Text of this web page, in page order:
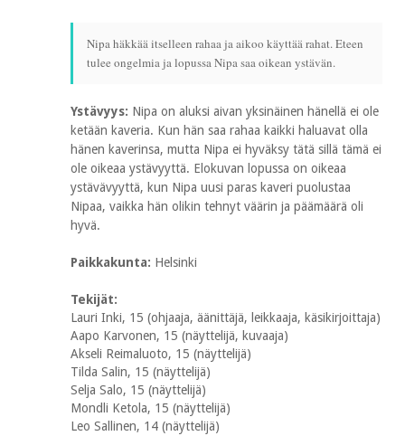
Nipa häkkää itselleen rahaa ja aikoo käyttää rahat. Eteen
tulee ongelmia ja lopussa Nipa saa oikean ystävän.
Ystävyys: Nipa on aluksi aivan yksinäinen hänellä ei ole
ketään kaveria. Kun hän saa rahaa kaikki haluavat olla
hänen kaverinsa, mutta Nipa ei hyväksy tätä sillä tämä ei
ole oikeaa ystävyyttä. Elokuvan lopussa on oikeaa
ystävävyyttä, kun Nipa uusi paras kaveri puolustaa
Nipaa, vaikka hän olikin tehnyt väärin ja päämäärä oli
hyvä.
Paikkakunta: Helsinki
Tekijät:
Lauri Inki, 15 (ohjaaja, äänittäjä, leikkaaja, käsikirjoittaja)
Aapo Karvonen, 15 (näyttelijä, kuvaaja)
Akseli Reimaluoto, 15 (näyttelijä)
Tilda Salin, 15 (näyttelijä)
Selja Salo, 15 (näyttelijä)
Mondli Ketola, 15 (näyttelijä)
Leo Sallinen, 14 (näyttelijä)